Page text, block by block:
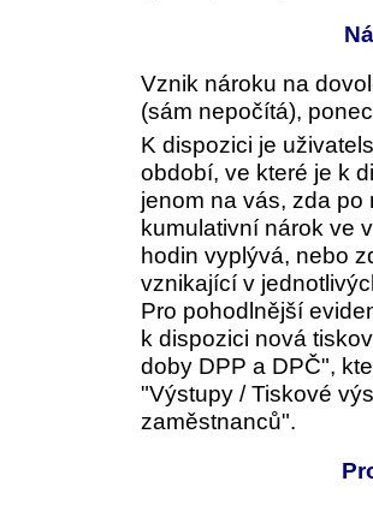
Vznik nároku na
(sám nepočítá),
K dispozici je
období, ve které je k
jenom na vás, zda
kumulativní nárok ve
hodin vyplývá, nebo
vznikající v
Pro pohodlnější
k dispozici nová
doby DPP a DPČ",
"Výstupy /Tiskové
zaměstnanců".